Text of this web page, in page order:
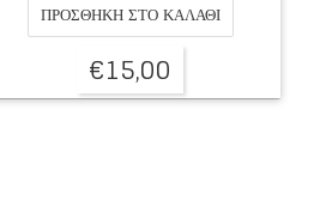
ΠΡΟΣΘΉΚΗ ΣΤΟ ΚΑΛΆΘΙ
€15,00